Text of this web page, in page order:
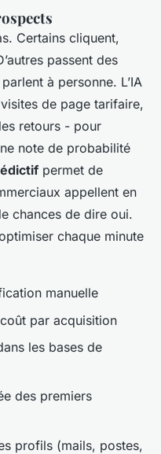
Certains cliquent,
passent des
à personne. L’IA
de page tarifaire,
retours - pour
note de probabilité
permet de
appellent en
chances de dire oui.
chaque minute
manuelle
par acquisition
les bases de
des premiers
profils (mails, postes,